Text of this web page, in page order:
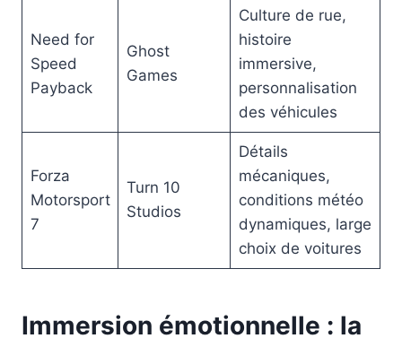
Need for
Speed
Payback
Ghost
Games
Culture de rue,
histoire
immersive,
personnalisation
des véhicules
Forza
Motorsport
7
Turn 10
Studios
Détails
mécaniques,
conditions météo
dynamiques, large
choix de voitures
Immersion émotionnelle : la